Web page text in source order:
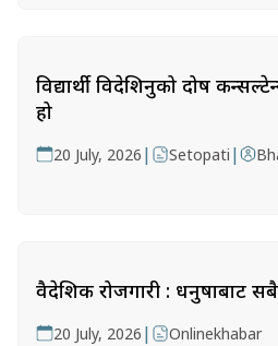
विद्यार्थी विदेशिनुको दोष
हो
20 July, 2026 | Setopati |
वैदेशिक रोजगारी : धनुषाबाट
20 July, 2026 | Onlinekhabar